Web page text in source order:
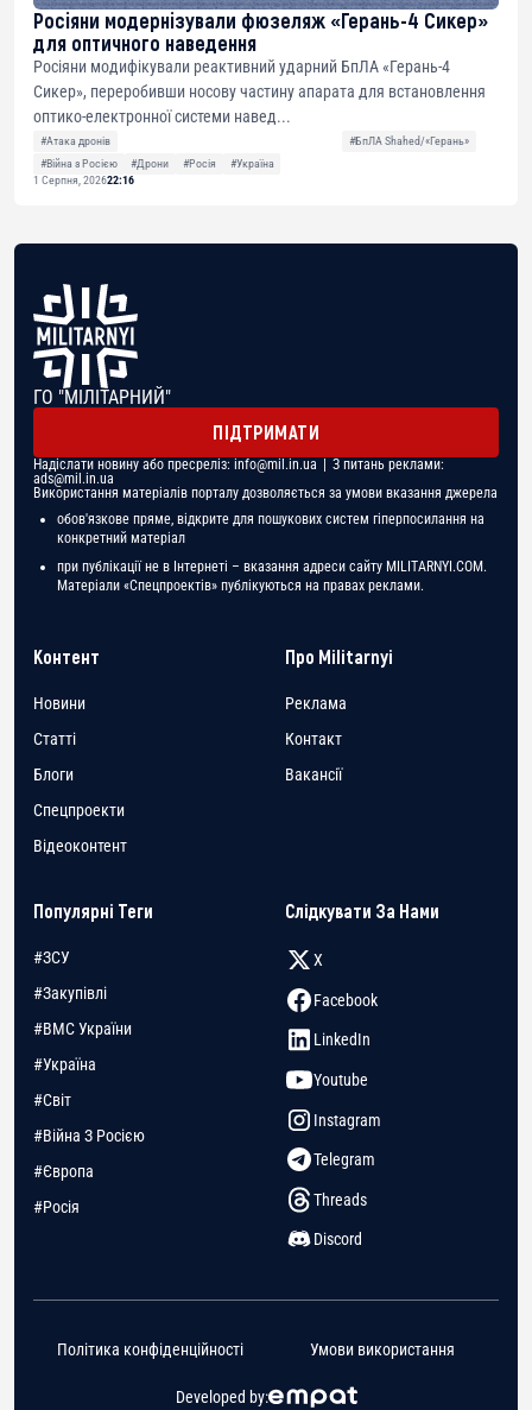
Росіяни модернізували фюзеляж «Герань-4 Сикер»
для оптичного наведення
Росіяни модифікували реактивний ударний БпЛА «Герань-4
Сикер», переробивши носову частину апарата для встановлення
оптико-електронної системи навед...
#Атака дронів
#БпЛА Shahed/«Герань»
#Війна з Росією
#Дрони #Росія
#Україна
1 Серпня, 202622:16
ГО "МІЛІТАРНИЙ"
ПІДТРИМАТИ
Надіслати новину або пресреліз: info@mil.in.ua | З питань реклами:
ads@mil.in.ua
Використання матеріалів порталу дозволяється за умови вказання джерела
обов'язкове пряме, відкрите для пошукових систем гіперпосилання на
конкретний матеріал
при публікації не в Інтернеті – вказання адреси сайту MILITARNYI.COM.
Матеріали «Спецпроектів» публікуються на правах реклами.
Контент
Новини
Статті
Блоги
Спецпроекти
Відеоконтент
Про Militarnyi
Реклама
Контакт
Вакансії
Популярні Теги
#ЗСУ
#Закупівлі
#ВМС України
#Україна
#Світ
#Війна З Росією
#Європа
#Росія
Слідкувати За Нами
X
Facebook
LinkedIn
Youtube
Instagram
Telegram
Threads
Discord
Developed by:
Політика конфіденційності Умови використання